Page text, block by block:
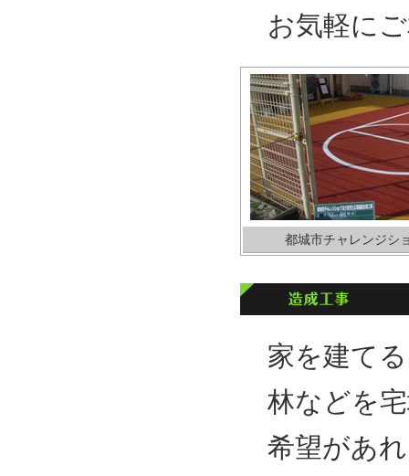
お気軽に
都城市チャレンジシ
家を建て
林などを
希望があ